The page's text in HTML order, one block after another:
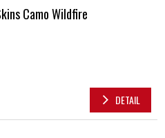
Camo Wildfire
DETAIL